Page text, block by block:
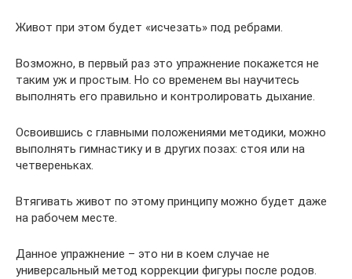
Живот при этом будет «исчезать» под ребрами.
Возможно, в первый раз это упражнение покажется не
таким уж и простым. Но со временем вы научитесь
выполнять его правильно и контролировать дыхание.
Освоившись с главными положениями методики, можно
выполнять гимнастику и в других позах: стоя или на
четвереньках.
Втягивать живот по этому принципу можно будет даже
на рабочем месте.
Данное упражнение – это ни в коем случае не
универсальный метод коррекции фигуры после родов.